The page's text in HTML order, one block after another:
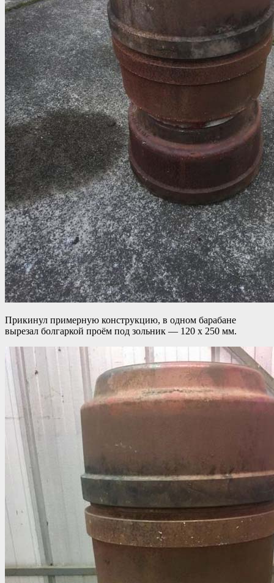
Прикинул примерную конструкцию, в одном барабане
вырезал болгаркой проём под зольник — 120 х 250 мм.